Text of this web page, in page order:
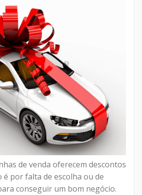
de venda oferecem descontos
é por falta de escolha ou de
conseguir um bom negócio.